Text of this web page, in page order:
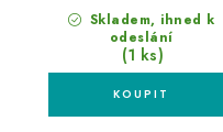
Skladem, ihned k
odeslání
(1 ks)